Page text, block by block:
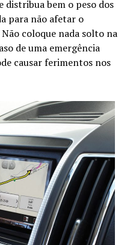
distribua bem o peso dos
para não afetar o
coloque nada solto na
de uma emergência
causar ferimentos nos